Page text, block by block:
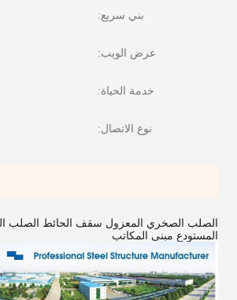
بني سريع:
عرض الويب:
خدمة الحياة:
نوع الاتصال:
الصلب الصخري المعزول سقف الحائط الصلب
المستودع مبنى المكاتب